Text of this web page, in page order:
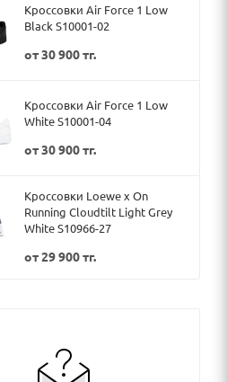
Кроссовки Air Force 1 Low
Black S10001-02
от30 900 тг.
Кроссовки Air Force 1 Low
White S10001-04
от30 900 тг.
Кроссовки Loewe x On
Running Cloudtilt Light Grey
White S10966-27
от29 900 тг.